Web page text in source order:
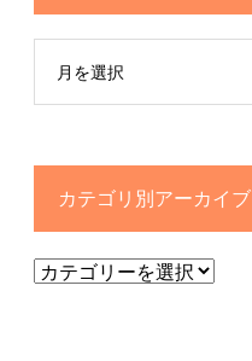
月を選択
カテゴリ別アーカイブ